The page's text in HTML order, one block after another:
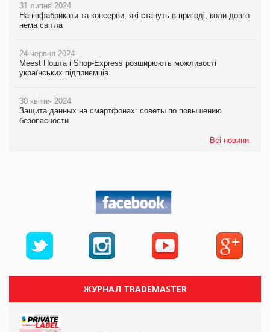
31 липня 2024
Напівфабрикати та консерви, які стануть в пригоді, коли довго
нема світла
24 червня 2024
Meest Пошта і Shop-Express розширюють можливості
українських підприємців
30 квітня 2024
Защита данных на смартфонах: советы по повышению
безопасности
Всі новини
ЖУРНАЛ TRADEMASTER